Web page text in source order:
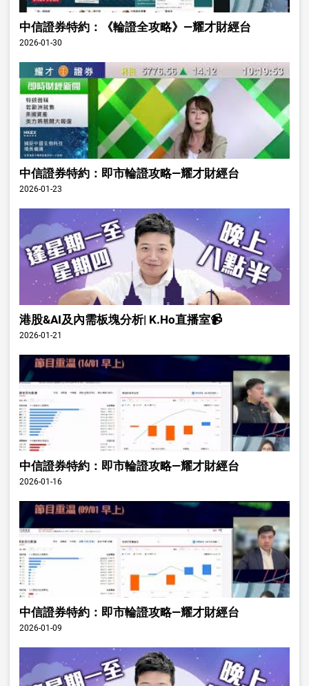
中信證券特約：《輪證全攻略》—耀才財經台
2026-01-30
中信證券特約：即市輪證攻略—耀才財經台
2026-01-23
港股&AI及內需板塊分析| K.Ho直播室📹
2026-01-21
中信證券特約：即市輪證攻略—耀才財經台
2026-01-16
中信證券特約：即市輪證攻略—耀才財經台
2026-01-09